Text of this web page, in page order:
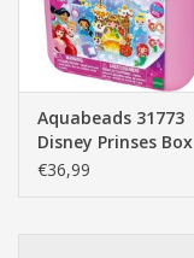
Aquabeads 31773
Disney Prinses Box
€36,99